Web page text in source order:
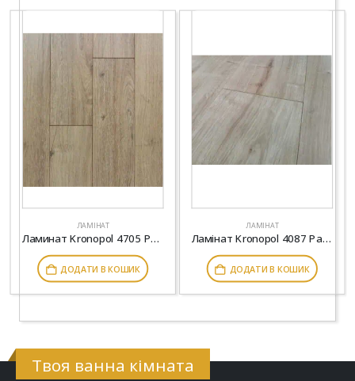
ЛАМІНАТ
Ламинат Kronopol 4705 Parfe Floor Narrow 4V Дуб Бове
ДОДАТИ В КОШИК
ЛАМІНАТ
Ламінат Kronopol 4087 Parfe Floor 4V Дуб Оланд
ДОДАТИ В КОШИК
Твоя ванна кімната